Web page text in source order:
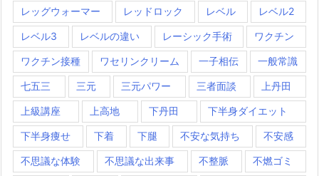
レッグウォーマー レッドロック レベル レベル2
レベル3 レベルの違い レーシック手術 ワクチン
ワクチン接種 ワセリンクリーム 一子相伝 一般常識
七五三 三元 三元パワー 三者面談 上丹田
上級講座 上高地 下丹田 下半身ダイエット
下半身痩せ 下着 下腿 不安な気持ち 不安感
不思議な体験 不思議な出来事 不整脈 不燃ゴミ